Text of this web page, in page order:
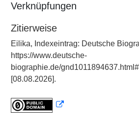
Verknüpfungen
Zitierweise
Eilika, Indexeintrag: Deutsche
https://www.deutsche-
biographie.de/
[08.08.2026].